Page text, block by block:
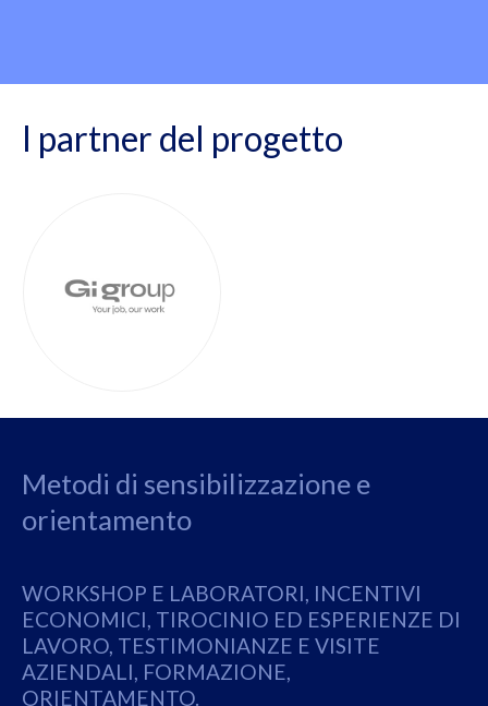
I partner del progetto
Metodi di sensibilizzazione e
orientamento
WORKSHOP E LABORATORI, INCENTIVI
ECONOMICI, TIROCINIO ED ESPERIENZE DI
LAVORO, TESTIMONIANZE E VISITE
AZIENDALI, FORMAZIONE,
ORIENTAMENTO.